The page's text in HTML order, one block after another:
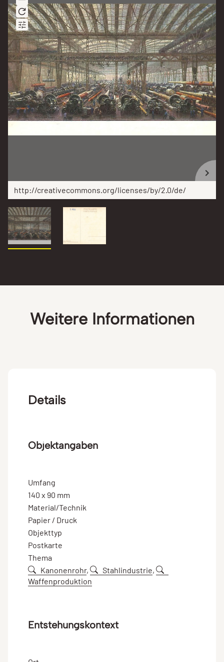
http://creativecommons.org/licenses/by/2.0/de/
Weitere Informationen
Details
Objektangaben
Umfang
140 x 90 mm
Material/Technik
Papier / Druck
Objekttyp
Postkarte
Thema
Kanonenrohr, Stahlindustrie,
Waffenproduktion
Entstehungskontext